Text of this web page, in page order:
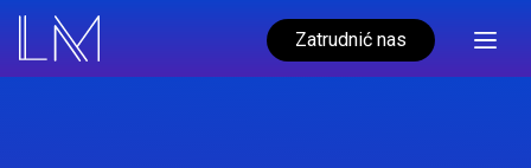
Zatrudnić nas